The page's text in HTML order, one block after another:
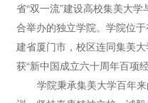
省“双一流”建设高校集美大
合举办的独立学院。学院位
建省厦门市，校区连同集美
获“新中国成立六十周年百项
学院秉承集美大学百年